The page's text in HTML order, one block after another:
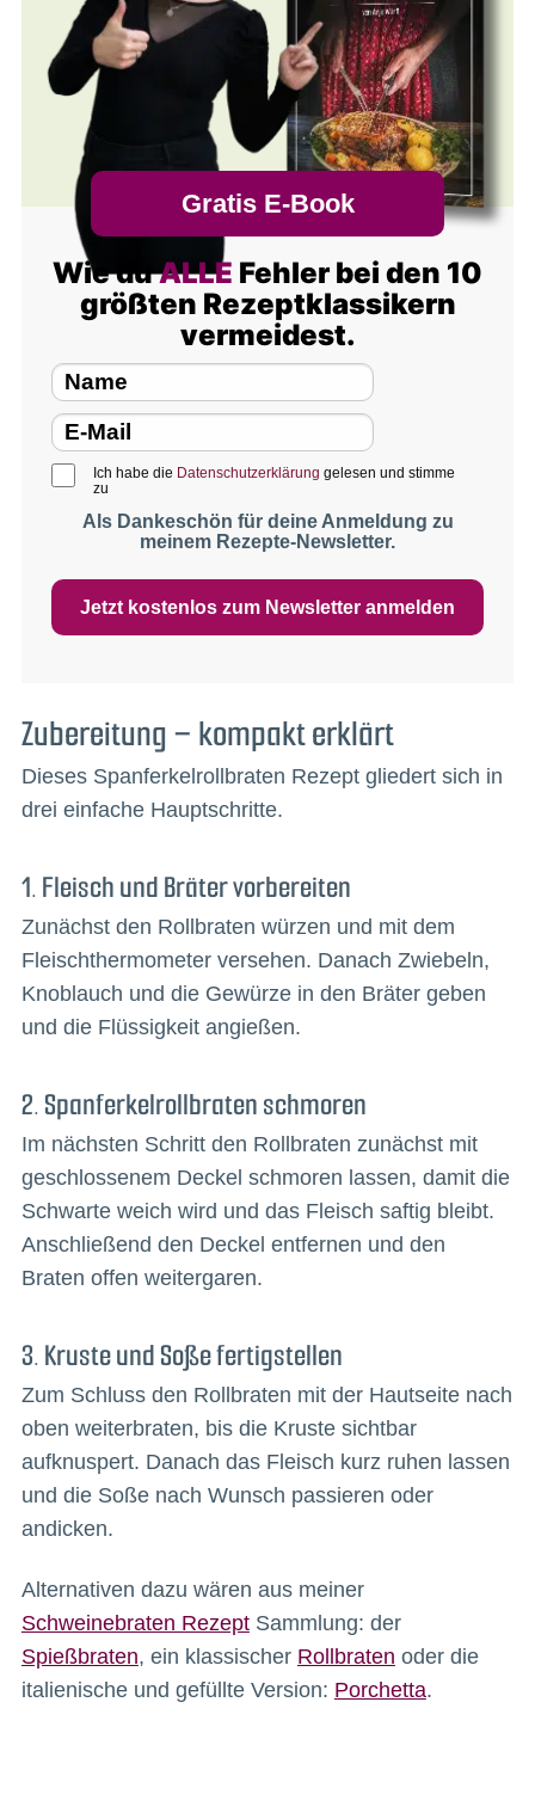
Gratis E-Book
Wie duALLE Fehler bei den 10
größten Rezeptklassikern
vermeidest.
Ich habe die Datenschutzerklärung gelesen und stimme
zu
Als Dankeschön für deine Anmeldung zu
meinem Rezepte-Newsletter.
Jetzt kostenlos zum Newsletter anmelden
Zubereitung – kompakt erklärt
Dieses Spanferkelrollbraten Rezept gliedert sich in
drei einfache Hauptschritte.
1. Fleisch und Bräter vorbereiten
Zunächst den Rollbraten würzen und mit dem
Fleischthermometer versehen. Danach Zwiebeln,
Knoblauch und die Gewürze in den Bräter geben
und die Flüssigkeit angießen.
2. Spanferkelrollbraten schmoren
Im nächsten Schritt den Rollbraten zunächst mit
geschlossenem Deckel schmoren lassen, damit die
Schwarte weich wird und das Fleisch saftig bleibt.
Anschließend den Deckel entfernen und den
Braten offen weitergaren.
3. Kruste und Soße fertigstellen
Zum Schluss den Rollbraten mit der Hautseite nach
oben weiterbraten, bis die Kruste sichtbar
aufknuspert. Danach das Fleisch kurz ruhen lassen
und die Soße nach Wunsch passieren oder
andicken.
Alternativen dazu wären aus meiner
Schweinebraten RezeptSammlung: der
Spießbraten, ein klassischer Rollbraten oder die
italienische und gefüllte Version: Porchetta.